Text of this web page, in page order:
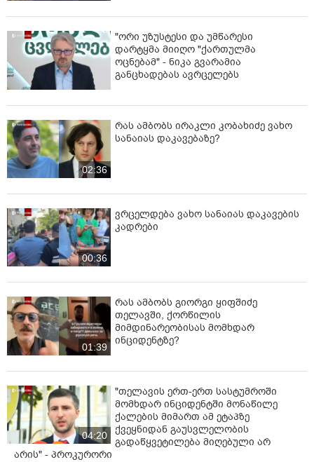
"ორი უზუსტესი და უმწარესი
დარტყმა მიიღო "ქართულმა
ოცნებამ" - ნიკა გვარამია
განცხადებას ავრცელებს
02:36
რას ამბობს ირაკლი კობახიძე ვახო
სანაიას დაკავებაზე?
00:36
ვრცელდება ვახო სანაიას დაკავების
კადრები
01:39
რას ამბობს გიორგი ყიფშიძე
თელავში, ქორწილის
მიმდინარეობისას მომხდარ
ინციდენტზე?
04:20
"თელავის ერთ-ერთ სასტუმროში
მომხდარ ინციდენტში მონაწილე
ქალების მიმართ ამ ეტაპზე
ქვეყნიდან გაუსვლელობის
გადაწყვეტილება მიღებული არ
არის" - პროკურორი